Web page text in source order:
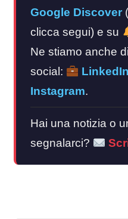
Google Discover
clicca segui) e su
Ne stiamo anche
social:
LinkedIn
Instagram.
Hai una notizia o
segnalarci?